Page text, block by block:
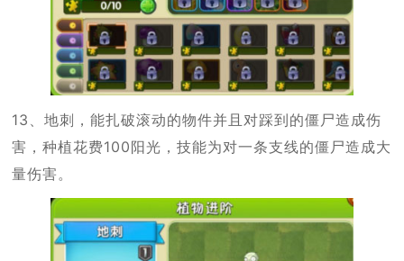
13、地刺，能扎破滚动的物件并且对踩到的僵尸造成伤
害，种植花费100阳光，技能为对一条支线的僵尸造成大
量伤害。